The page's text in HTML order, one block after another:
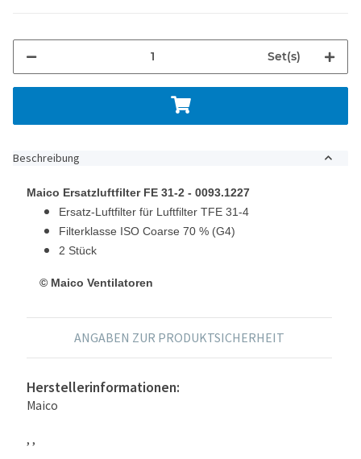
Set(s)
Beschreibung
Maico Ersatzluftfilter FE 31-2 - 0093.1227
Ersatz-Luftfilter für Luftfilter TFE 31-4
Filterklasse ISO Coarse 70 % (G4)
2 Stück
© Maico Ventilatoren
ANGABEN ZUR PRODUKTSICHERHEIT
Herstellerinformationen:
Maico
, ,